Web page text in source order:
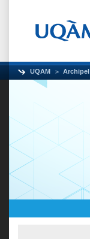
UQAM Archipel